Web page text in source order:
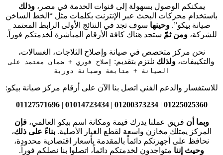
يمكنكم الوصول بسهولة إلى قنوات الخدمة في مصر،وذلك
باستخدام محركات البحث عبر الإنترنت بكلمات مثل “الخط الساخن
صيانة بيكو”.وحينها سوف تجد في النتائج الأولى الرابط المعتمد
للشركة،ومن ثمّ ستجد هناك كافة الأرقام المباشرة لخدمتكم فوراً.
نحن مركز متخصص في صيانة وإصلاح الثلاجات، الغسالات،
والتكييفات، ولذلك نلتزم بتقديم:
إصلاح فوري + ضمان معتمد على
الصيانة + متابعة وصيانة دورية
للاستفسار والدعم الفني اتصل بنا الآن على أرقام مركز صيانة بيكو:
01225025360
|
01200373234
|
01014723434
|
01127571696
وبما أن فريق عملنا يدرك قيمة ومكانة اسم بيكو العالمي،فإن
المركز يمتلك مخازن واسعة لقطع الغيار الأصلية. بناءً على ذلك،
نحافظ على أجهزتكم دائماً بالمقدمة بأسعار اقتصادية محدودة،
وحيث إننا متواجدون لخدمتكم دائماً، اتصلوا بنا نصلكم فوراً.